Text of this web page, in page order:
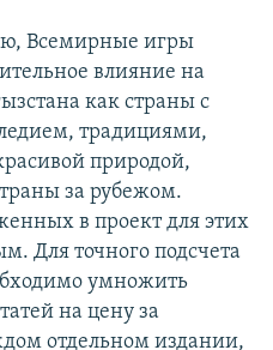
Всемирные игры
влияние на
как страны с
традициями,
природой,
за рубежом.
в проект для этих
Для точного подсчета
умножить
на цену за
отдельном издании,